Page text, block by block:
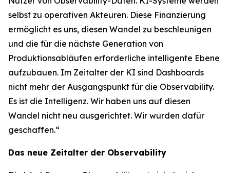
selbst zu operativen Akteuren. Diese Finanzierung
ermöglicht es uns, diesen Wandel zu beschleunigen
und die für die nächste Generation von
Produktionsabläufen erforderliche intelligente Ebene
aufzubauen. Im Zeitalter der KI sind Dashboards
nicht mehr der Ausgangspunkt für die Observability.
Es ist die Intelligenz. Wir haben uns auf diesen
Wandel nicht neu ausgerichtet. Wir wurden dafür
geschaffen.“
Das neue Zeitalter der Observability